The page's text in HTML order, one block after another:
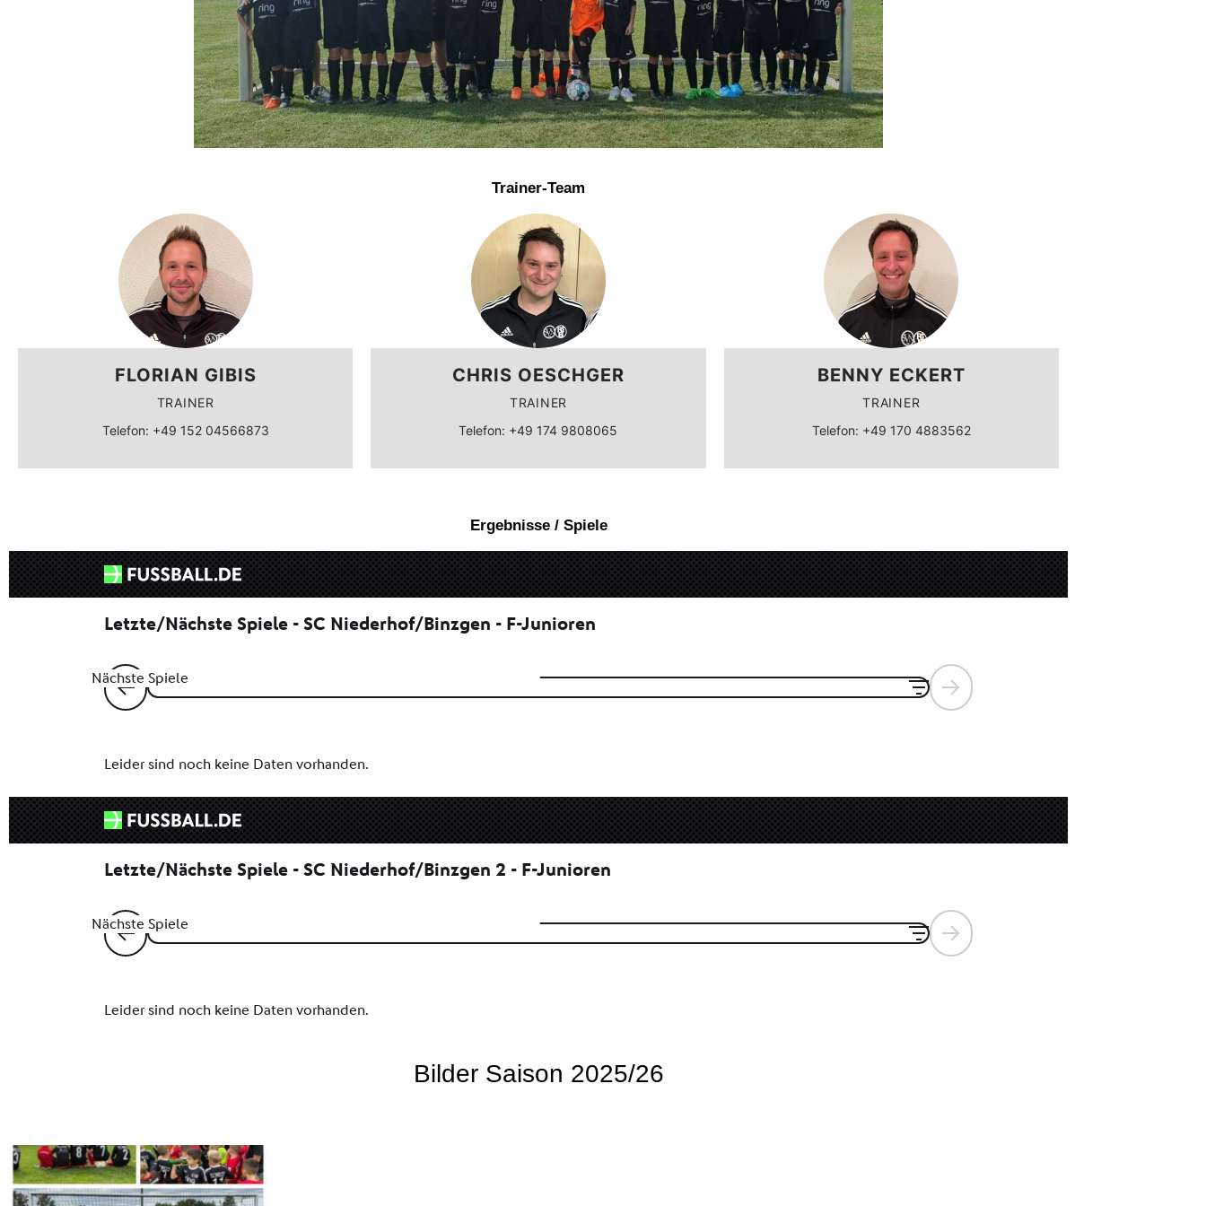
Trainer-Team
FLORIAN GIBIS
TRAINER
Telefon: +49 152 04566873
CHRIS OESCHGER
TRAINER
Telefon: +49 174 9808065
BENNY ECKERT
TRAINER
Telefon: +49 170 4883562
Ergebnisse / Spiele
Bilder Saison 2025/26